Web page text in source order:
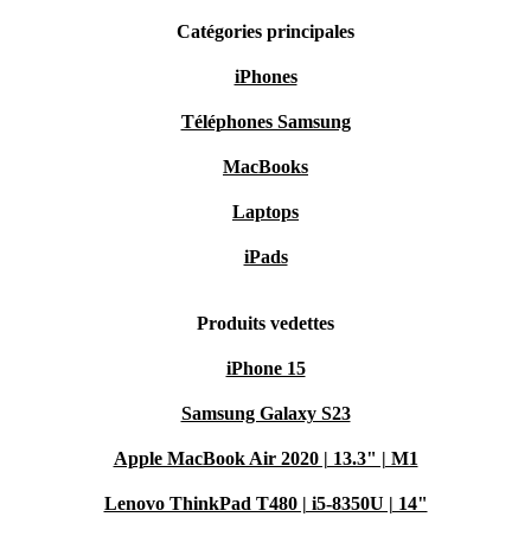
Catégories principales
iPhones
Téléphones Samsung
MacBooks
Laptops
iPads
Produits vedettes
iPhone 15
Samsung Galaxy S23
Apple MacBook Air 2020 | 13.3" | M1
Lenovo ThinkPad T480 | i5-8350U | 14"